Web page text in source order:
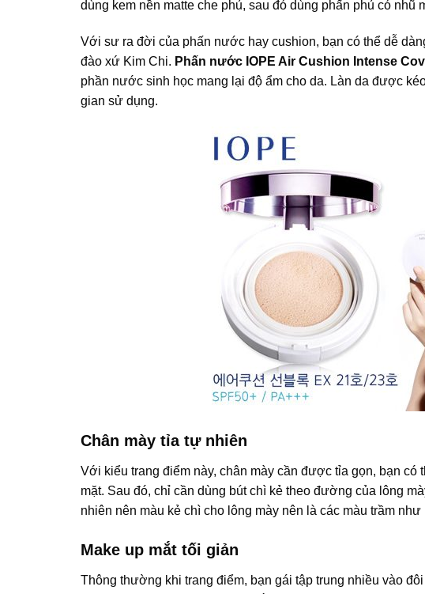
dùng kem nền matte che phủ, sau đó dùng phấn phủ có nhũ
Với sư ra đời của phấn nước hay cushion, bạn có thể dễ
đào xứ Kim Chi. Phấn nước IOPE Air Cushion Intense
phần nước sinh học mang lại độ ẩm cho da. Làn da được
gian sử dụng.
Chân mày tỉa tự nhiên
Với kiểu trang điểm này, chân mày cần được tỉa gọn, bạn có
mặt. Sau đó, chỉ cần dùng bút chì kẻ theo đường của lông
nhiên nên màu kẻ chì cho lông mày nên là các màu trầm
Make up mắt tối giản
Thông thường khi trang điểm, bạn gái tập trung nhiều vào